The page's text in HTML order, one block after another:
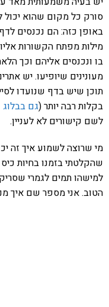
סורק כל מקום שהוא יכול
באופן כזה: הם נכנסים
מילות מפתח הקשורות
בו ונכנסים אליהם וכך
מעונינים שיופיעו. יש
תוכן שיש בדף שנועדו
בקלות רבה יותר (גם
לשם קישורים לא לעניין.
מי שרוצה לשמוע איך זה
שהקלטתי בזמנו בחיות
למישהו תמים לגמרי
הטוב. אני מספר שם איך